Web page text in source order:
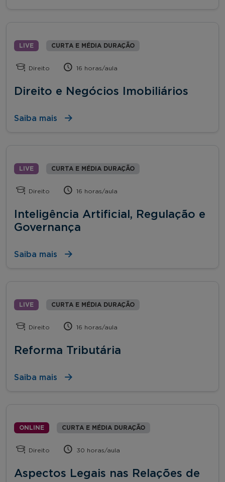
LIVE CURTA E MÉDIA DURAÇÃO
Direito 16 horas/aula
Direito e Negócios Imobiliários
Saiba mais
LIVE CURTA E MÉDIA DURAÇÃO
Direito 16 horas/aula
Inteligência Artificial, Regulação e
Governança
Saiba mais
LIVE CURTA E MÉDIA DURAÇÃO
Direito 16 horas/aula
Reforma Tributária
Saiba mais
ONLINE CURTA E MÉDIA DURAÇÃO
Direito 30 horas/aula
Aspectos Legais nas Relações de